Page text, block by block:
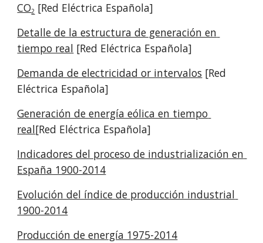
CO2 [Red Eléctrica Española]
Detalle de la estructura de generación en
tiempo real [Red Eléctrica Española]
Demanda de electricidad or intervalos [Red
Eléctrica Española]
Generación de energía eólica en tiempo
real[Red Eléctrica Española]
Indicadores del proceso de industrialización en
España 1900-2014
Evolución del índice de producción industrial
1900-2014
Producción de energía 1975-2014